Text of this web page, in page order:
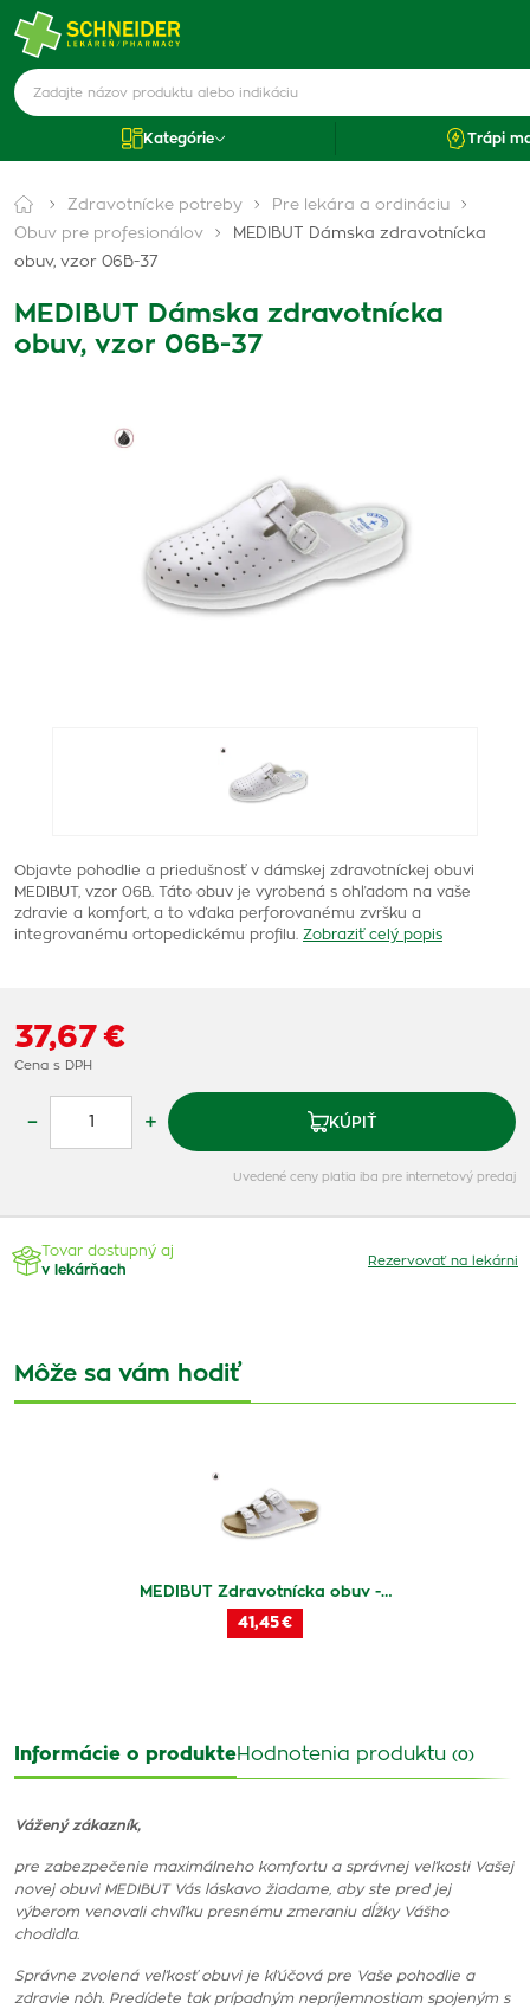
Kategórie Trápi
Zdravotnícke potreby
Pre lekára a ordináciu
Obuv pre profesionálov
MEDIBUT Dámska zdravotnícka
obuv, vzor 06B-37
MEDIBUT Dámska zdravotnícka
obuv, vzor 06B-37
Objavte pohodlie a priedušnosť v dámskej zdravotníckej obuvi
MEDIBUT, vzor 06B. Táto obuv je vyrobená s ohľadom na vaše
zdravie a komfort, a to vďaka perforovanému zvršku a
integrovanému ortopedickému profilu. Zobraziť celý popis
37,67 €
Cena s DPH
– + KÚPIŤ
Uvedené ceny platia iba pre internetový predaj
Tovar dostupný aj
v lekárňach
Rezervovať na lekárni
Môže sa vám hodiť
MEDIBUT Zdravotnícka obuv -…
41,45 €
Informácie o produkteHodnotenia produktu (0)
Vážený zákazník,
pre zabezpečenie maximálneho komfortu a správnej veľkosti Vašej
novej obuvi MEDIBUT Vás láskavo žiadame, aby ste pred jej
výberom venovali chvíľku presnému zmeraniu dĺžky Vášho
chodidla.
Správne zvolená veľkosť obuvi je kľúčová pre Vaše pohodlie a
zdravie nôh. Predídete tak prípadným nepríjemnostiam spojeným s